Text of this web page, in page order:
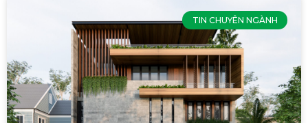
TIN CHUYÊN NGÀNH